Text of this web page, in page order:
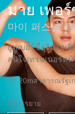
มาย เพอ
마이 퍼스널
ยูทูเบอร์ชื่อจินโฮเ
สนใจเทรนเนอร์ห
20mสาธารณรัฐเ
คำบรรยาย